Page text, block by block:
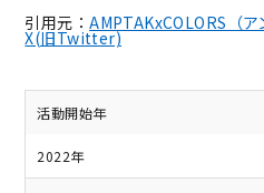
引用元：AMPTAKxCOLORS（
X(旧Twitter)
活動開始年
2022年